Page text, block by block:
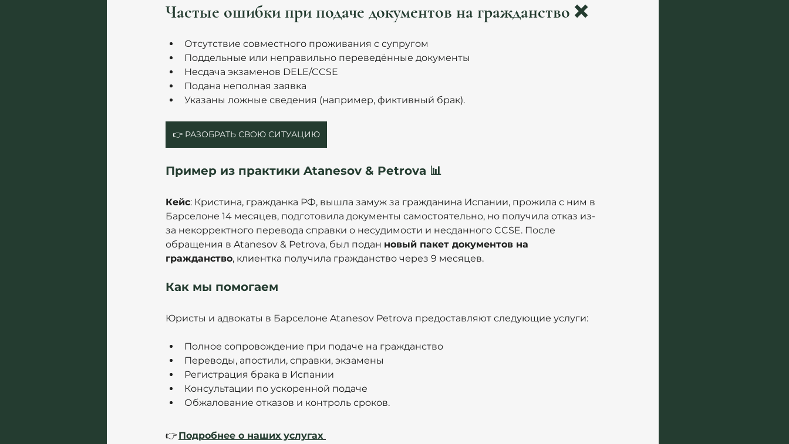
Частые ошибки при подаче документов на гражданство ❌
Отсутствие совместного проживания с супругом
Поддельные или неправильно переведённые документы
Несдача экзаменов DELE/CCSE
Подана неполная заявка
Указаны ложные сведения (например, фиктивный брак).
👉 РАЗОБРАТЬ СВОЮ СИТУАЦИЮ
Пример из практики Atanesov & Petrova 📊
Кейс: Кристина, гражданка РФ, вышла замуж за гражданина Испании, прожила с ним в
Барселоне 14 месяцев, подготовила документы самостоятельно, но получила отказ из-
за некорректного перевода справки о несудимости и несданного CCSE. После
обращения в Atanesov & Petrova, был подан новый пакет документов на
гражданство, клиентка получила гражданство через 9 месяцев.
Как мы помогаем
Юристы и адвокаты в Барселоне Atanesov Petrova предоставляют следующие услуги:
Полное сопровождение при подаче на гражданство
Переводы, апостили, справки, экзамены
Регистрация брака в Испании
Консультации по ускоренной подаче
Обжалование отказов и контроль сроков.
👉 Подробнее о наших услугах